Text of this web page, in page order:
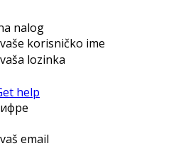
nalog
vaše korisničko ime
vaša lozinka
help
vaš email